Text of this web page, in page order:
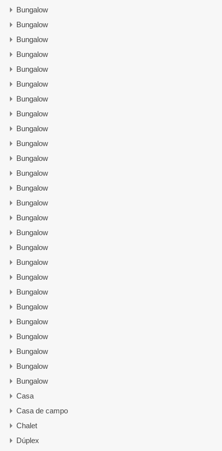
Bungalow
Bungalow
Bungalow
Bungalow
Bungalow
Bungalow
Bungalow
Bungalow
Bungalow
Bungalow
Bungalow
Bungalow
Bungalow
Bungalow
Bungalow
Bungalow
Bungalow
Bungalow
Bungalow
Bungalow
Bungalow
Bungalow
Bungalow
Bungalow
Bungalow
Bungalow
Casa
Casa de campo
Chalet
Dúplex